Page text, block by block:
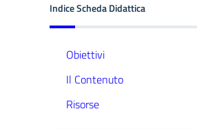
Indice Scheda Didattica
Obiettivi
Il Contenuto
Risorse